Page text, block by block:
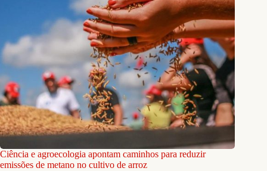
Ciência e agroecologia apontam caminhos para reduzir
emissões de metano no cultivo de arroz